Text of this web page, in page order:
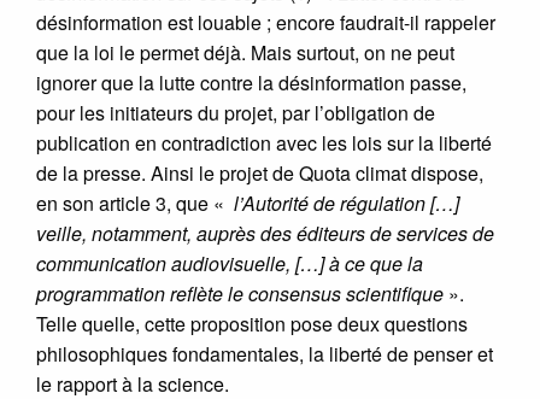
désinformation est louable ; encore faudrait-il rappeler
que la loi le permet déjà. Mais surtout, on ne peut
ignorer que la lutte contre la désinformation passe,
pour les initiateurs du projet, par l’obligation de
publication en contradiction avec les lois sur la liberté
de la presse. Ainsi le projet de Quota climat dispose,
en son article 3, que « l’Autorité de régulation […]
veille, notamment, auprès des éditeurs de services de
communication audiovisuelle, […] à ce que la
programmation reflète le consensus scientifique ».
Telle quelle, cette proposition pose deux questions
philosophiques fondamentales, la liberté de penser et
le rapport à la science.